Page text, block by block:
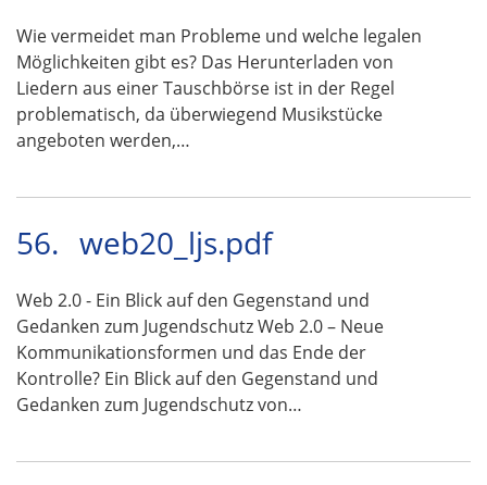
Wie vermeidet man Probleme und welche legalen
Möglichkeiten gibt es? Das Herunterladen von
Liedern aus einer Tauschbörse ist in der Regel
problematisch, da überwiegend Musikstücke
angeboten werden,…
56. web20_ljs.pdf
Web 2.0 - Ein Blick auf den Gegenstand und
Gedanken zum Jugendschutz Web 2.0 – Neue
Kommunikationsformen und das Ende der
Kontrolle? Ein Blick auf den Gegenstand und
Gedanken zum Jugendschutz von…